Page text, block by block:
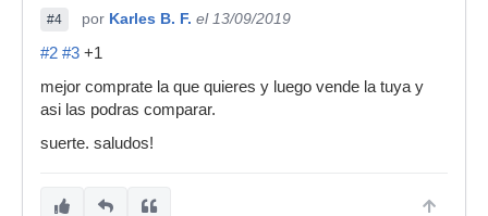
#4 por Karles B. F. el 13/09/2019
#2 #3 +1
mejor comprate la que quieres y luego vende la tuya y
asi las podras comparar.
suerte. saludos!